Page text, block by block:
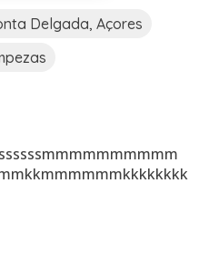
Delgada, Açores